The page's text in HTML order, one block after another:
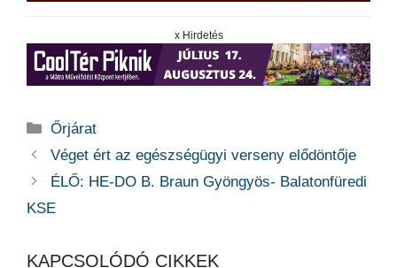
x Hirdetés
Kategória
Őrjárat
Véget ért az egészségügyi verseny elődöntője
ÉLŐ: HE-DO B. Braun Gyöngyös- Balatonfüredi
KSE
KAPCSOLÓDÓ CIKKEK